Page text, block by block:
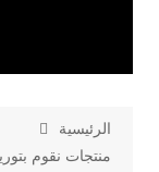
الرئيسية
منتجات نقوم